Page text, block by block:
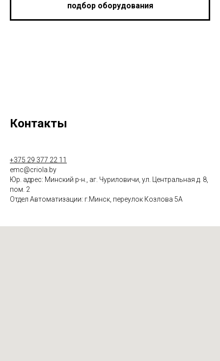
подбор оборудования
Контакты
+375 29 377 22 11
emc@criola.by
Юр. адрес: Минский р-н., аг. Чуриловичи, ул. Центральная д. 8,
пом. 2
Отдел Автоматизации: г.Минск, переулок Козлова 5А